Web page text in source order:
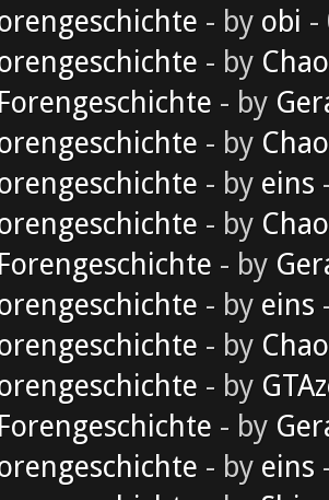
- by obi -
- by
- by
- by
- by eins
- by
- by
- by eins
- by
- by
- by
- by eins